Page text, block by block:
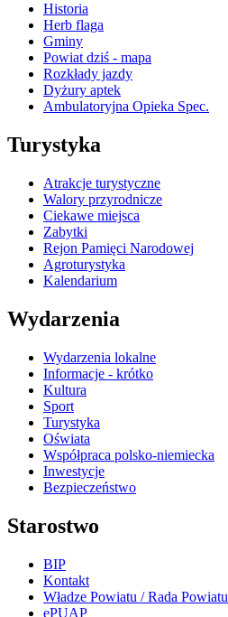
Historia
Herb flaga
Gminy
Powiat dziś - mapa
Rozkłady jazdy
Dyżury aptek
Ambulatoryjna Opieka Spec.
Turystyka
Atrakcje turystyczne
Walory przyrodnicze
Ciekawe miejsca
Zabytki
Rejon Pamięci Narodowej
Agroturystyka
Kalendarium
Wydarzenia
Wydarzenia lokalne
Informacje - krótko
Kultura
Sport
Turystyka
Oświata
Współpraca polsko-niemiecka
Inwestycje
Bezpieczeństwo
Starostwo
BIP
Kontakt
Władze Powiatu / Rada Powiatu
ePUAP